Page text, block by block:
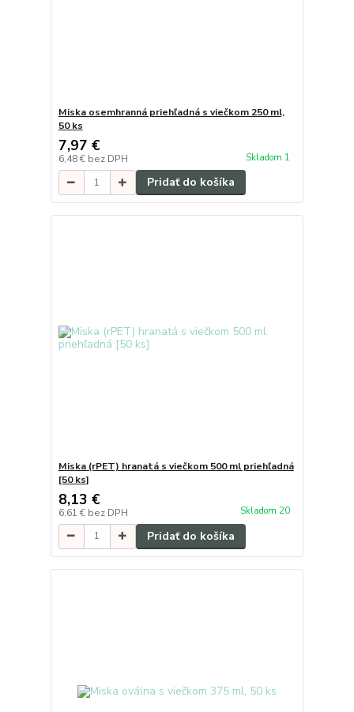
Miska osemhranná priehľadná s viečkom 250 ml,
50 ks
7,97 €
6,48 € bez DPH Skladom 1
Pridať do košíka
Miska (rPET) hranatá s viečkom 500 ml priehľadná
[50 ks]
8,13 €
6,61 € bez DPH Skladom 20
Pridať do košíka